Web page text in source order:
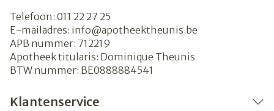
Telefoon: 011 22 27 25
E-mailadres: info@apotheektheunis.be
APB nummer: 712219
Apotheek titularis: Dominique Theunis
BTW nummer: BE0888884541
Klantenservice